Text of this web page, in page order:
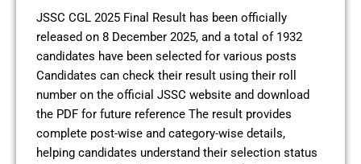
JSSC CGL 2025 Final Result has been officially
released on 8 December 2025, and a total of 1932
candidates have been selected for various posts
Candidates can check their result using their roll
number on the official JSSC website and download
the PDF for future reference The result provides
complete post-wise and category-wise details,
helping candidates understand their selection status